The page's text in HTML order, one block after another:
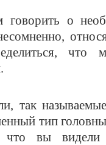
о
так
тип
что вы